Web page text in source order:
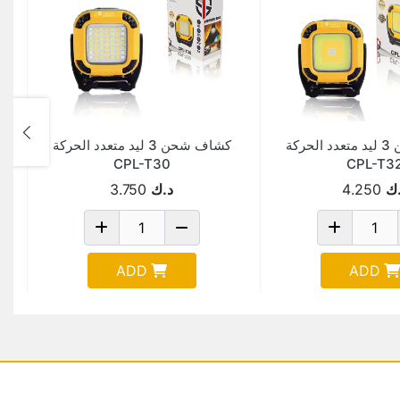
كشاف شحن 3 ليد متعدد الحركة
CPL-
4.250
ADD
كشاف شحن 3 ليد متعدد الحركة
CPL-T30
د.ك 3.750
ADD